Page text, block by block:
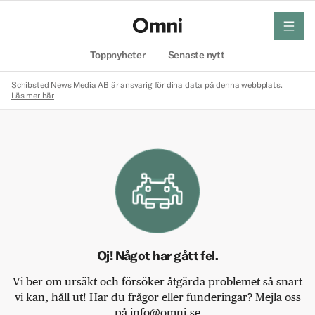
Toppnyheter Senaste nytt
meny
Schibsted News Media AB är ansvarig för dina data på denna webbplats.
Läs mer här
Oj! Något har gått fel.
Vi ber om ursäkt och försöker åtgärda problemet så snart
vi kan, håll ut! Har du frågor eller funderingar? Mejla oss